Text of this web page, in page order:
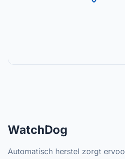
WatchDog
Automatisch herstel zorgt